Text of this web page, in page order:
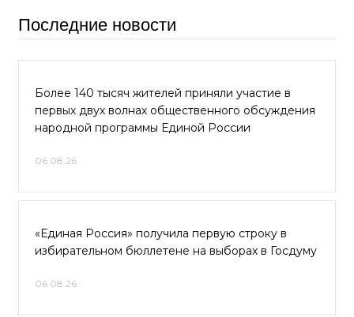
Последние новости
Более 140 тысяч жителей приняли участие в
первых двух волнах общественного обсуждения
народной программы Единой России
06.08.26
«Единая Россия» получила первую строку в
избирательном бюллетене на выборах в Госдуму
06.08.26